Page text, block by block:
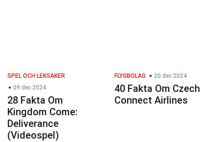
SPEL OCH LEKSAKER
09 dec 2024
28 Fakta Om
Kingdom Come:
Deliverance
(Videospel)
FLYGBOLAG 20 dec 2024
40 Fakta Om Czech
Connect Airlines